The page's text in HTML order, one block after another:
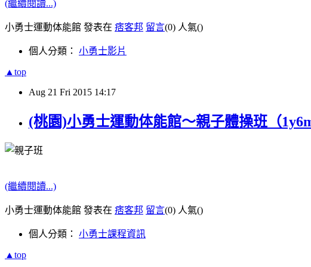
(繼續閱讀...)
小勇士運動体能館 發表在 痞客邦 留言(0) 人氣()
個人分類： 小勇士影片
▲top
Aug 21 Fri 2015 14:17
(桃園)小勇士運動体能館～親子體操班（
(繼續閱讀...)
小勇士運動体能館 發表在 痞客邦 留言(0) 人氣()
個人分類： 小勇士課程資訊
▲top